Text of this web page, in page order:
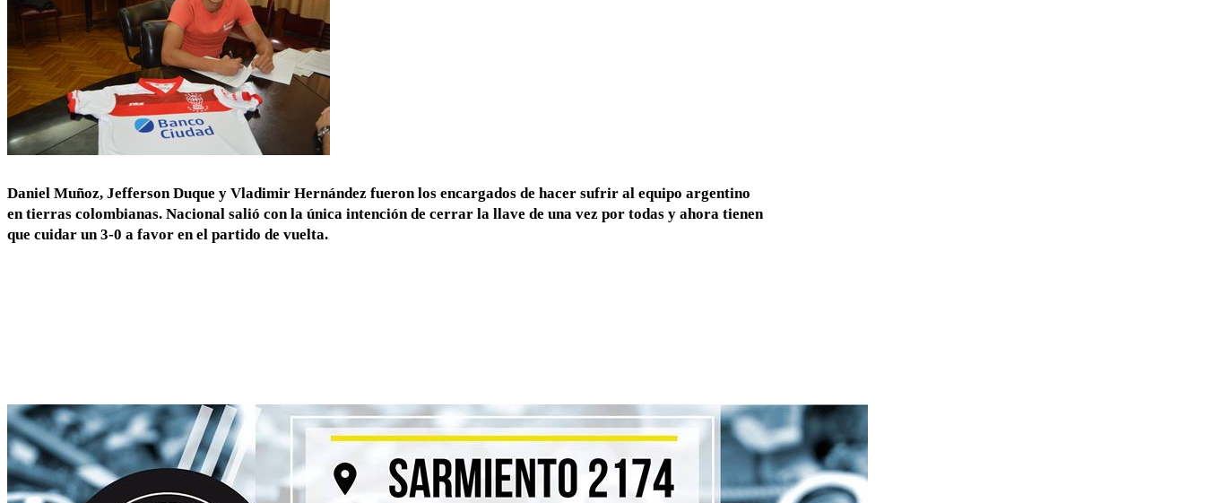
Daniel Muñoz, Jefferson Duque y Vladimir Hernández fueron los encargados de hacer sufrir al equipo argentino
en tierras colombianas. Nacional salió con la única intención de cerrar la llave de una vez por todas y ahora tienen
que cuidar un 3-0 a favor en el partido de vuelta.